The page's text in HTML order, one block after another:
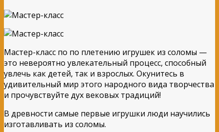
Мастер-класс по по плетению игрушек из соломы —
это невероятно увлекательный процесс, способный
увлечь как детей, так и взрослых. Окунитесь в
удивительный мир этого народного вида творчества
и прочувствуйте дух вековых традиций!
В древности самые первые игрушки люди научились
изготавливать из соломы.